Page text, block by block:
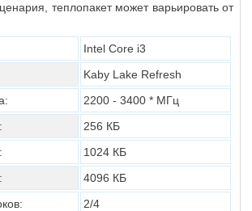
теплопакет может варьировать от
Intel Core i3
Kaby Lake Refresh
2200 - 3400 * МГц
256 КБ
1024 КБ
4096 КБ
2/4